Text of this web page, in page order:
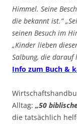
Himmel. Seine
die bekannt ist.“
seinen Besuch im
„Kinder lieben
Salbung, die darauf
Info zum Buch &
Alltag: „50
die tatsächlich